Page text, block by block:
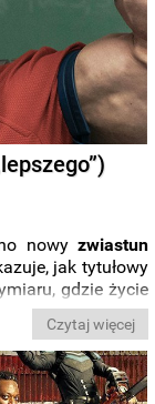
nowyzwiastun
jak tytułowy
gdzie życie
rozstaniu z
John Cena
problemów
Czytaj więcej